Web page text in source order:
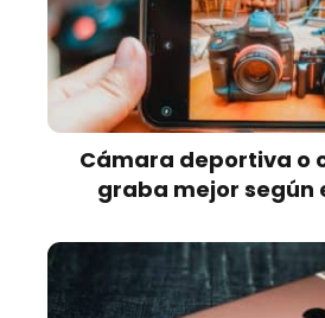
Cámara deportiva o
graba mejor según